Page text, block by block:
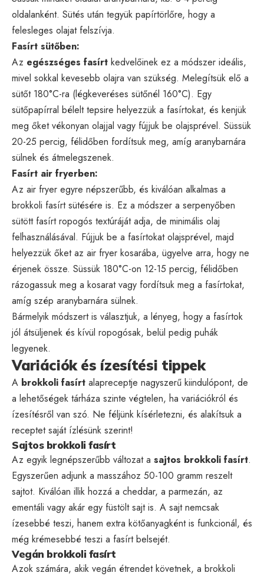
oldalanként. Sütés után tegyük papírtörlőre, hogy a
felesleges olajat felszívja.
Fasírt sütőben:
Az egészséges fasírt kedvelőinek ez a módszer ideális,
mivel sokkal kevesebb olajra van szükség. Melegítsük elő a
sütőt 180°C-ra (légkeveréses sütőnél 160°C). Egy
sütőpapírral bélelt tepsire helyezzük a fasírtokat, és kenjük
meg őket vékonyan olajjal vagy fújjuk be olajsprével. Süssük
20-25 percig, félidőben fordítsuk meg, amíg aranybarnára
sülnek és átmelegszenek.
Fasírt air fryerben:
Az air fryer egyre népszerűbb, és kiválóan alkalmas a
brokkoli fasírt sütésére is. Ez a módszer a serpenyőben
sütött fasírt ropogós textúráját adja, de minimális olaj
felhasználásával. Fújjuk be a fasírtokat olajsprével, majd
helyezzük őket az air fryer kosarába, ügyelve arra, hogy ne
érjenek össze. Süssük 180°C-on 12-15 percig, félidőben
rázogassuk meg a kosarat vagy fordítsuk meg a fasírtokat,
amíg szép aranybarnára sülnek.
Bármelyik módszert is választjuk, a lényeg, hogy a fasírtok
jól átsüljenek és kívül ropogósak, belül pedig puhák
legyenek.
Variációk és ízesítési tippek
A brokkoli fasírt alapreceptje nagyszerű kiindulópont, de
a lehetőségek tárháza szinte végtelen, ha variációkról és
ízesítésről van szó. Ne féljünk kísérletezni, és alakítsuk a
receptet saját ízlésünk szerint!
Sajtos brokkoli fasírt
Az egyik legnépszerűbb változat a sajtos brokkoli fasírt.
Egyszerűen adjunk a masszához 50-100 gramm reszelt
sajtot. Kiválóan illik hozzá a cheddar, a parmezán, az
ementáli vagy akár egy füstölt sajt is. A sajt nemcsak
ízesebbé teszi, hanem extra kötőanyagként is funkcionál, és
még krémesebbé teszi a fasírt belsejét.
Vegán brokkoli fasírt
Azok számára, akik vegán étrendet követnek, a brokkoli